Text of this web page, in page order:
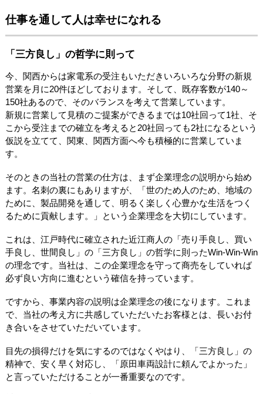
仕事を通して人は幸せになれる
「三方良し」の哲学に則って
今、関西からは家電系の受注もいただきいろいろな分野の新規
営業を月に20件ほどしております。そして、既存客数が140～
150社あるので、そのバランスを考えて営業しています。
新規に営業して見積のご提案ができるまでは10社回って1社、そ
こから受注までの確立を考えると20社回っても2社になるという
仮説を立てて、関東、関西方面へ今も積極的に営業していま
す。
そのときの当社の営業の仕方は、まず企業理念の説明から始め
ます。名刺の裏にもありますが、「世のため人のため、地域の
ために、製品開発を通して、明るく楽しく心豊かな生活をつく
るために貢献します。」という企業理念を大切にしています。
これは、江戸時代に確立された近江商人の「売り手良し、買い
手良し、世間良し」の「三方良し」の哲学に則ったWin-Win-Win
の理念です。当社は、この企業理念を守って商売をしていれば
必ず良い方向に進むという確信を持っています。
ですから、事業内容の説明は企業理念の後になります。これま
で、当社の考え方に共感していただいたお客様とは、長いお付
き合いをさせていただいています。
目先の損得だけを気にするのではなくやはり、「三方良し」の
精神で、安く早く対応し、「原田車両設計に頼んでよかった」
と言っていただけることが一番重要なのです。